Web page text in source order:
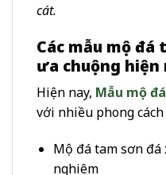
cát.
Các mẫu mộ đá
ưa chuộng hiện
Hiện nay, Mẫu mộ
với nhiều phong
Mộ đá tam sơn
nghiêm